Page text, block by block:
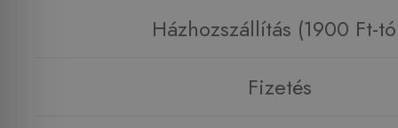
Házhozszállítás (1900 Ft-
Fizetés